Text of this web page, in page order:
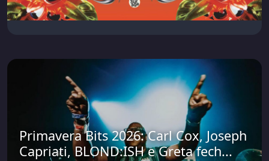
Primavera Bits 2026: Carl Cox, Joseph
Capriati, BLOND:ISH e Greta fech...